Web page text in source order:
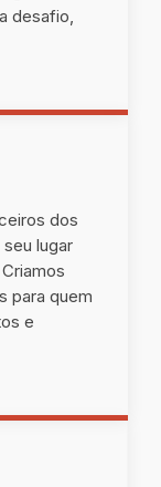
desafio,
dos
lugar
para quem
e